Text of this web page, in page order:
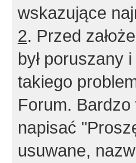
wskazujące
2. Przed
był poruszany
takiego
Forum.
napisać
usuwane,